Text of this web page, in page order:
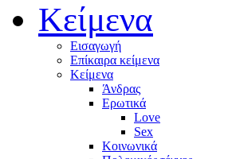
Κείμενα
Εισαγωγή
Επίκαιρα κείμενα
Κείμενα
Άνδρας
Ερωτικά
Love
Sex
Κοινωνικά